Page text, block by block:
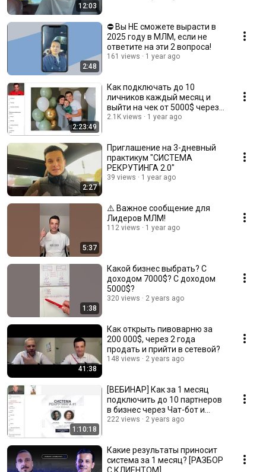
12:03
2:48
⛔ Вы НЕ сможете вырасти в
2025 году в МЛМ, если не
ответите на эти 2 вопроса!
161 views 1 year ago
2:23:49
Как подключать до 10
личников каждый месяц и
выйти на чeк от 5000$ через
систeмy peкpyтинга №1?! NEW
2.1K views 1 year ago
2:27
Приглашение на 3-дневный
пpaктикум "СИCТEМА
РЕКРУТИНГА 2.0"
39 views 1 year ago
5:37
⚠️ Важное сообщение для
Лидеров МЛМ!
112 views 1 year ago
1:38
Какой бизнес выбрать? С
доходом 7000$? С доходом
5000$?
320 views 2 years ago
41:38
Как открыть пивоварню за
200 000$, через 2 года
продать и прийти в сетевой?
148 views 2 years ago
1:10:18
[ВЕБИНАР] Как за 1 месяц
подключить до 10 партнеров
в бизнес через Чат-бот и
рекламу?
222 views 2 years ago
Какие результаты приносит
система за 1 месяц? [РАЗБОР